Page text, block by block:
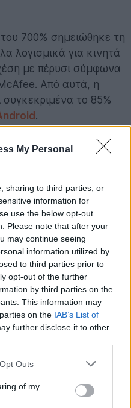
My Personal
sharing to third parties, or
information for
use the below opt-out
Please note that after your
may continue seeing
information utilized by
to third parties prior to
opt-out of the further
by third parties on the
This information may
on the IAB’s List of
further disclose it to other
uses one or more Google
You may click to
and its third-party tags to
Outs
of my
700% σημειώθηκε τη
λογισμικά για κινητά
με πέρυσι σύμφωνα
Από αυτά, η
συγκεκριμένα το 85%
.
τρεις μήνες, η McAfee
ιστοσελίδες που είτε
η προτίμηση των